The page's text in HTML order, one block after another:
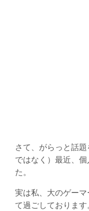
さて、がらっと話
ではなく）最近、
た。
実は私、大のゲー
て過ごしております。